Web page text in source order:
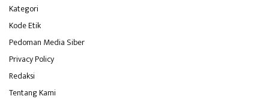
Kategori
Kode Etik
Pedoman Media Siber
Privacy Policy
Redaksi
Tentang Kami